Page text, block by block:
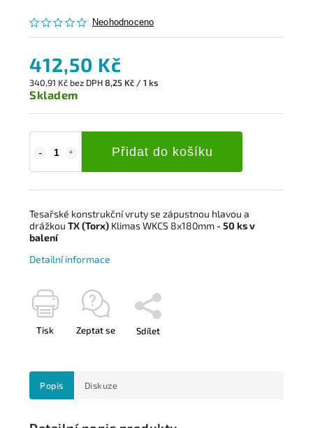
Neohodnoceno
412,50 Kč
340,91 Kč bez DPH8,25 Kč / 1 ks
Skladem
Přidat do košíku
Tesařské konstrukční vruty se zápustnou hlavou a
drážkou TX (Torx) Klimas WKCS 8x180mm- 50 ks v
balení
Detailní informace
Tisk Zeptat se Sdílet
Popis Diskuze